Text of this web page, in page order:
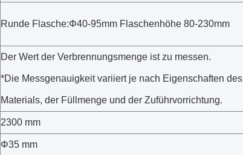
Runde Flasche:Φ40-95mm Flaschenhöhe 80-230mm
Der Wert der Verbrennungsmenge ist zu messen.
*Die Messgenauigkeit variiert je nach Eigenschaften des
Materials, der Füllmenge und der Zuführvorrichtung.
2300 mm
Φ35 mm